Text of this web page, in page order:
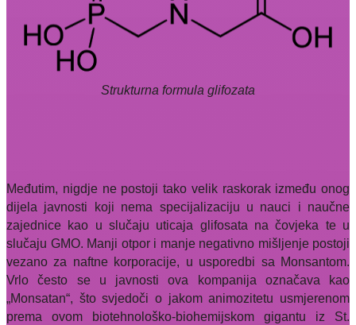
Strukturna formula glifozata
Međutim, nigdje ne postoji tako velik raskorak između onog
dijela javnosti koji nema specijalizaciju u nauci i naučne
zajednice kao u slučaju uticaja glifosata na čovjeka te u
slučaju GMO. Manji otpor i manje negativno mišljenje postoji
vezano za naftne korporacije, u usporedbi sa Monsantom.
Vrlo često se u javnosti ova kompanija označava kao
„Monsatan“, što svjedoči o jakom animozitetu usmjerenom
prema ovom biotehnološko-biohemijskom gigantu iz St.